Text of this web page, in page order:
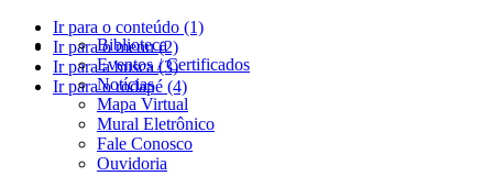
Ir para o conteúdo (1)
Ir para o menu (2)
Ir para a busca (3)
Ir para o rodapé (4)
Biblioteca
Eventos / Certificados
Notícias
Mapa Virtual
Mural Eletrônico
Fale Conosco
Ouvidoria